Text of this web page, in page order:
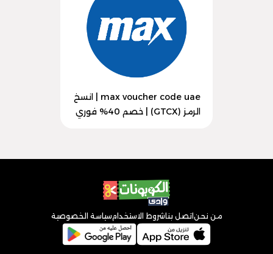
max voucher code uae | انسخ
الرمز (GTCX) | خصم 40% فوري
من نحن اتصل بنا شروط الاستخدامسياسة الخصوصية